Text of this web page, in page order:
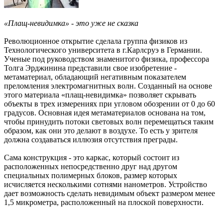
«Плащ-невидимка» - это уже не сказка
Революционное открытие сделала группа физиков из
Технологического университета в г.Карлсруэ в Германии.
Ученые под руководством знаменитого физика, профессора
Толга Эрджинина представили свое изобретение -
метаматериал, обладающий негативным показателем
преломления электромагнитных волн. Созданный на основе
этого материала «плащ-невидимка» позволяет скрывать
объекты в трех измерениях при угловом обозрении от 0 до 60
градусов. Основная идея метаматериалов основана на том,
чтобы принудить потоки световых волн перемещаться таким
образом, как они это делают в воздухе. То есть у зрителя
должна создаваться иллюзия отсутствия преграды.
Сама конструкция - это каркас, который состоит из
расположенных непосредственно друг над другом
специальных полимерных блоков, размер которых
исчисляется несколькими сотнями нанометров. Устройство
дает возможность сделать невидимым объект размером менее
1,5 микрометра, расположенный на плоской поверхности.